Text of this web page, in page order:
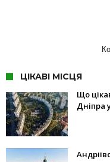
ЦІКАВІ МІСЦЯ
Що
Дніпра